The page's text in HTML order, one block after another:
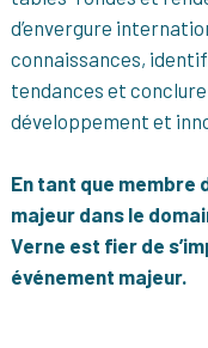
d’envergure
connaissances,
tendances et
développement et
En tant que membre
majeur dans le
Verne est fier de
événement majeur.